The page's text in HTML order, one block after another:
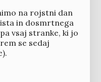
na rojstni dan
in dosmrtnega
vsaj stranke, ki jo
se sedaj